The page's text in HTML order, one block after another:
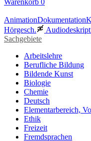
AnimationDokumentation
Hörgesch.
Sachgebiete
Arbeitslehre
Berufliche Bildung
Bildende Kunst
Biologie
Chemie
Deutsch
Elementarbereich,
Ethik
Freizeit
Fremdsprachen